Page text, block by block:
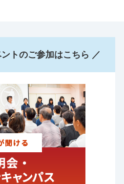
トのご参加はこちら ／